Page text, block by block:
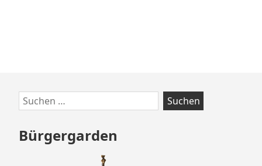
Zum
Footer
springen
Suchen
nach:
Bürgergarden